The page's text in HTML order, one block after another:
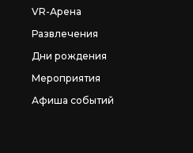
VR-Арена
Развлечения
Дни рождения
Мероприятия
Афиша событий